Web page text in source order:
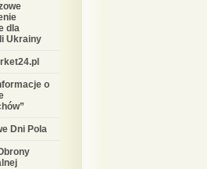
dla
Ukrainy
o
Dni Pola